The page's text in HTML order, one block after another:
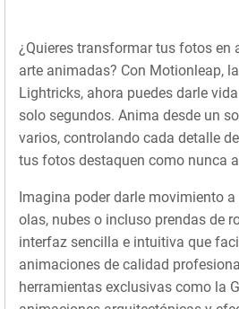
¿Quieres transformar tus fotos en
arte animadas? Con Motionleap,
Lightricks, ahora puedes darle
solo segundos. Anima desde un
varios, controlando cada detalle
tus fotos destaquen como nunca
Imagina poder darle movimiento a
olas, nubes o incluso prendas de
interfaz sencilla e intuitiva que
animaciones de calidad
herramientas exclusivas como la